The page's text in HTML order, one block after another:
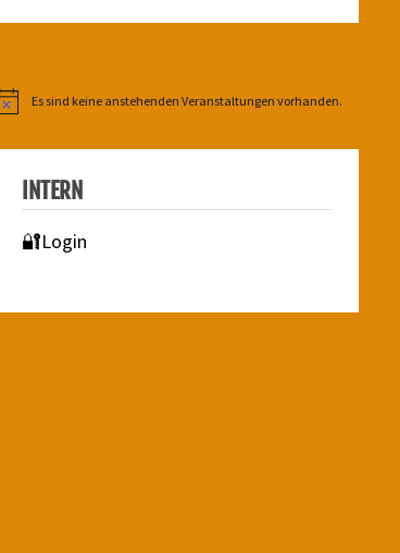
HinweisEs sind keine anstehenden Veranstaltungen vorhanden.
INTERN
🔐Login